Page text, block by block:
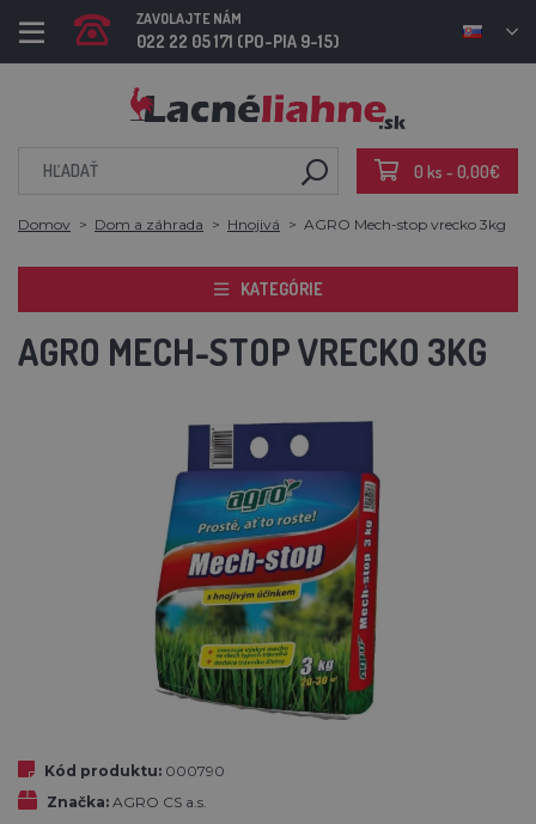
ZAVOLAJTE NÁM
022 22 05 171 (PO-PIA 9-15)
0 ks - 0,00€
Domov Dom a záhrada Hnojivá AGRO Mech-stop vrecko 3kg
KATEGÓRIE
AGRO MECH-STOP VRECKO 3KG
Kód produktu: 000790
Značka: AGRO CS a.s.